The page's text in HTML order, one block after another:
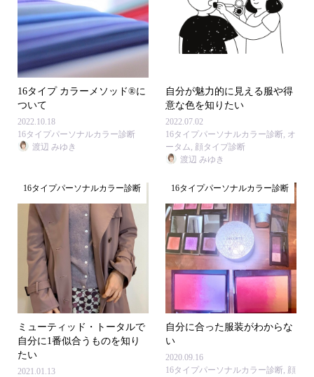
16タイプ カラーメソッド®に
ついて
2022.10.18
16タイプパーソナルカラー診断
渡辺 みゆき
自分が魅力的に見える服や得
意な色を知りたい
2022.07.02
16タイプパーソナルカラー診断, オ
ータム, 顔タイプ診断
渡辺 みゆき
16タイプパーソナルカラー診断
ミューティッド・トータルで
自分に1番似合うものを知り
たい
2021.01.13
16タイプパーソナルカラー診断
自分に合った服装がわからな
い
2020.09.16
16タイプパーソナルカラー診断, 顔